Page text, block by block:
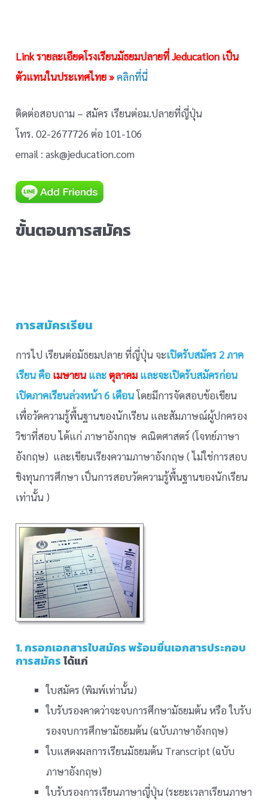
Link รายละเอียดโรงเรียนมัธยมปลายที่ Jeducation เป็น
ตัวแทนในประเทศไทย »คลิกที่นี่
ติดต่อสอบถาม – สมัคร เรียนต่อม.ปลายที่ญี่ปุ่น
โทร. 02-2677726 ต่อ 101-106
email : ask@jeducation.com
ขั้นตอนการสมัคร
การสมัครเรียน
การไป เรียนต่อมัธยมปลาย ที่ญี่ปุ่น จะเปิดรับสมัคร 2 ภาค
เรียน คือ เมษายน และตุลาคม และจะเปิดรับสมัครก่อน
เปิดภาคเรียนล่วงหน้า 6 เดือนโดยมีการจัดสอบข้อเขียน
เพื่อวัดความรู้พื้นฐานของนักเรียน และสัมภาษณ์ผู้ปกครอง
วิชาที่สอบ ได้แก่ ภาษาอังกฤษ คณิตศาสตร์ (โจทย์ภาษา
อังกฤษ) และเขียนเรียงความภาษาอังกฤษ ( ไม่ใช่การสอบ
ชิงทุนการศึกษา เป็นการสอบวัดความรู้พื้นฐานของนักเรียน
เท่านั้น )
1. กรอกเอกสารใบสมัคร พร้อมยื่นเอกสารประกอบ
การสมัครได้แก่
ใบสมัคร (พิมพ์เท่านั้น)
ใบรับรองคาดว่าจะจบการศึกษามัธยมต้น หรือ ใบรับ
รองจบการศึกษามัธยมต้น (ฉบับภาษาอังกฤษ)
ใบแสดงผลการเรียนมัธยมต้น Transcript (ฉบับ
ภาษาอังกฤษ)
ใบรับรองการเรียนภาษาญี่ปุ่น (ระยะเวลาเรียนภาษา